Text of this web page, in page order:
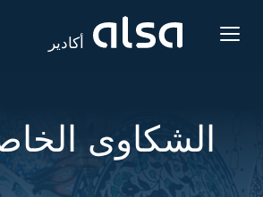
Toggle navigation أكادير
الشكاوى